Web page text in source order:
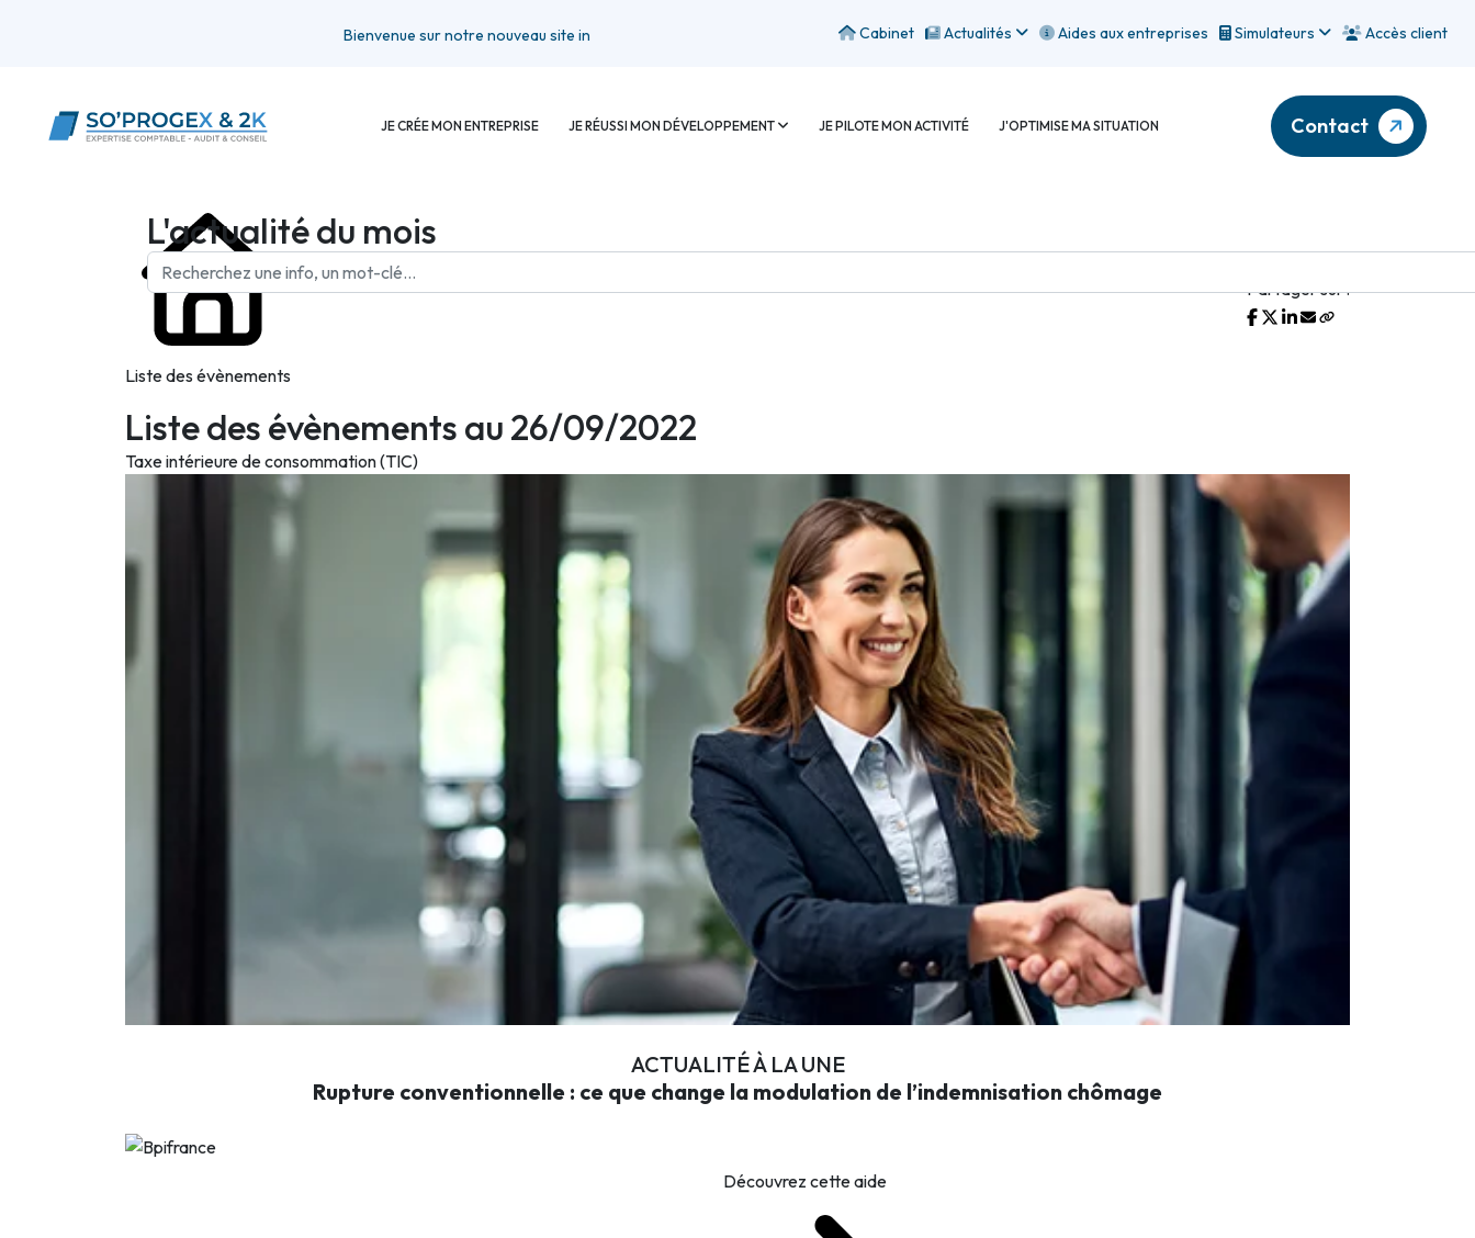
Bienvenue sur notre nouveau site internet Cabinet Actualités Aides aux entreprises Simulateurs Accès client
JE CRÉE MON ENTREPRISE JE RÉUSSI MON DÉVELOPPEMENT JE PILOTE MON ACTIVITÉ J'OPTIMISE MA SITUATION Contact
L'actualité du mois
Liste des évènements
Partager sur :
Liste des évènements au 26/09/2022
Taxe intérieure de consommation (TIC)
ACTUALITÉ À LA UNE
Rupture conventionnelle : ce que change la modulation de l’indemnisation chômage
Découvrez cette aide